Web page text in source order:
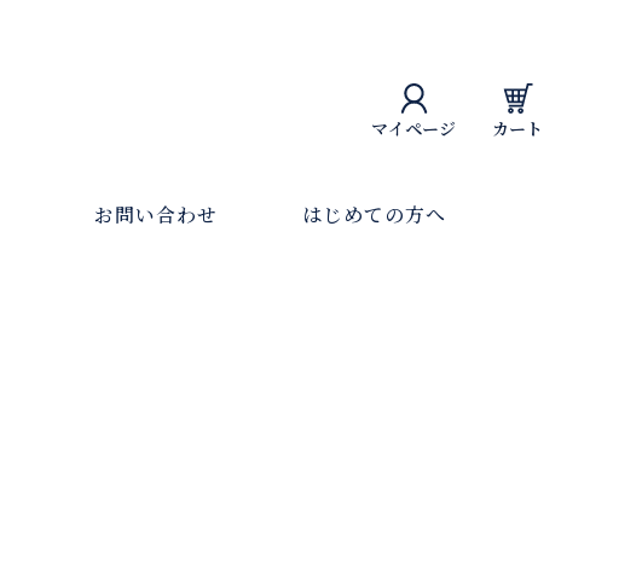
マイページ カート
お問い合わせ はじめての方へ